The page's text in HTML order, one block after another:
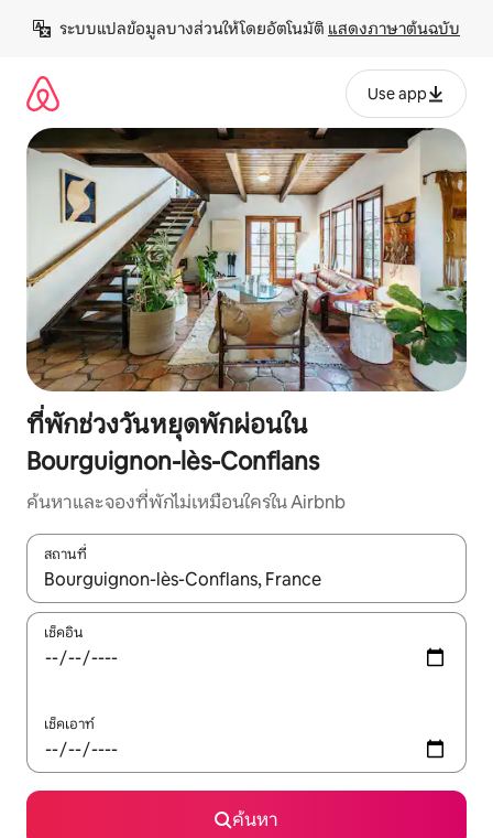
เนื้อหา
ระบบแปลข้อมูลบางส่วนให้โดยอัตโนมัติ แสดงภาษาต้นฉบับ
Use app
ที่พักช่วงวันหยุดพักผ่อนใน
Bourguignon-lès-Conflans
ค้นหาและจองที่พักไม่เหมือนใครใน Airbnb
สถานที่
ใช้ลูกศรขึ้นลง หรือใช้การสัมผัสหรือปัด เพื่อสำรวจผลการค้นหา
เช็คอิน
เช็คเอาท์
ค้นหา